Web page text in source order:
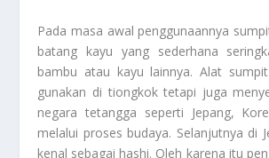
Pada masa awal penggunaannya
batang kayu yang sederhana
bambu atau kayu lainnya. Alat
gunakan di tiongkok tetapi juga
negara tetangga seperti Jepang,
melalui proses budaya. Selanjutnya di
kenal sebagai hashi. Oleh karena itu